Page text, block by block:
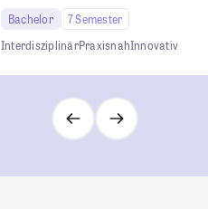
Bachelor
7 Semester
InterdisziplinärPraxisnahInnovativ